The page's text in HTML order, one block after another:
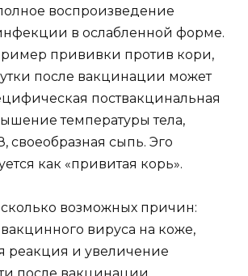
воспроизведение
в ослабленной форме.
прививки против кори,
после вакцинации может
поствакцинальная
температуры тела,
сыпь. Эго
как «привитая корь».
возможных причин:
вируса на коже,
реакция и увеличение